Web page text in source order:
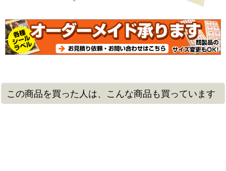
この商品を買った人は、こんな商品も買っています